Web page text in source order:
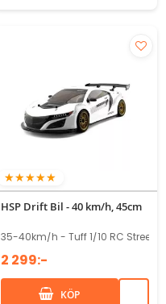
100%
HSP Drift Bil - 40 km/h, 45cm
35-40km/h - Tuff 1/10 RC Street
2 299:-
KÖP